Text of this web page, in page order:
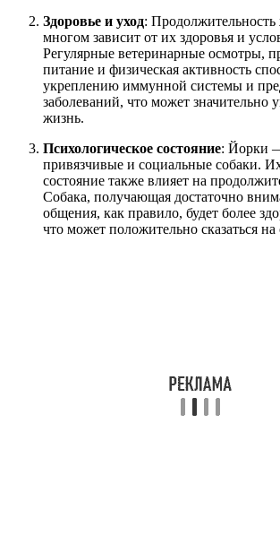
Здоровье и уход:
многом зависит от их здоровья и
Регулярные ветеринарные осмотры,
питание и физическая активность
укреплению иммунной системы и
заболеваний, что может значительно
жизнь.
Психологическое состояние: Йорки
привязчивые и социальные собаки.
состояние также влияет на
Собака, получающая достаточно
общения, как правило, будет более
что может положительно сказаться на